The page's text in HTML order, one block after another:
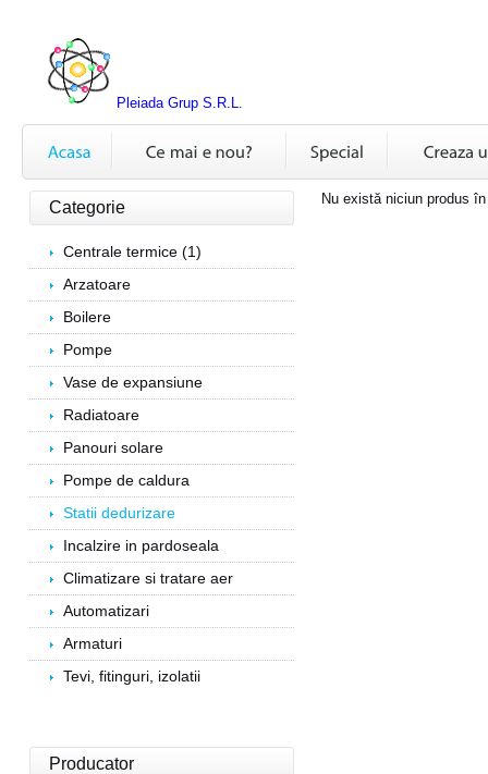
Pleiada Grup S.R.L.
Categorie
Centrale termice (1)
Arzatoare
Boilere
Pompe
Vase de expansiune
Radiatoare
Panouri solare
Pompe de caldura
Statii dedurizare
Incalzire in pardoseala
Climatizare si tratare aer
Automatizari
Armaturi
Tevi, fitinguri, izolatii
Producator
Nu există niciun produs